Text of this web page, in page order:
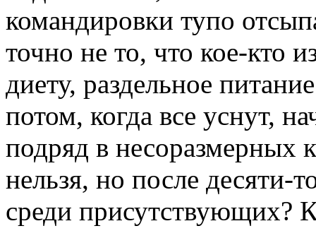
командировки тупо
точно не то, что кое-кто
диету, раздельное
потом, когда все уснут,
подряд в несоразмерных
нельзя, но после десяти-
среди присутствующих?